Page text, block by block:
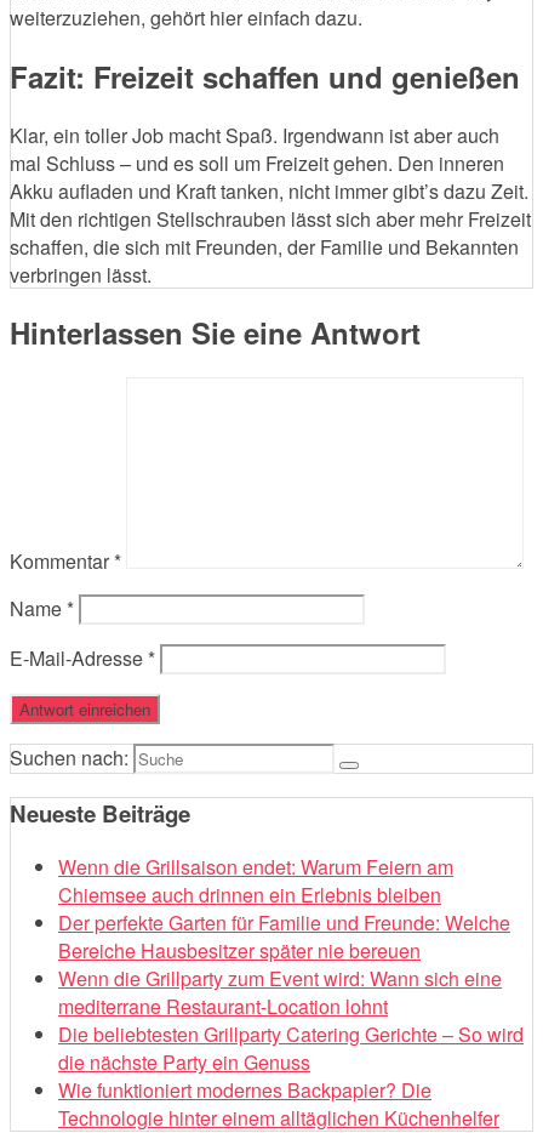
weiterzuziehen, gehört hier einfach dazu.
Fazit: Freizeit schaffen und genießen
Klar, ein toller Job macht Spaß. Irgendwann ist aber auch
mal Schluss – und es soll um Freizeit gehen. Den inneren
Akku aufladen und Kraft tanken, nicht immer gibt’s dazu Zeit.
Mit den richtigen Stellschrauben lässt sich aber mehr Freizeit
schaffen, die sich mit Freunden, der Familie und Bekannten
verbringen lässt.
Hinterlassen Sie eine Antwort
Kommentar *
Name *
E-Mail-Adresse *
Suchen nach:
Neueste Beiträge
Wenn die Grillsaison endet: Warum Feiern am
Chiemsee auch drinnen ein Erlebnis bleiben
Der perfekte Garten für Familie und Freunde: Welche
Bereiche Hausbesitzer später nie bereuen
Wenn die Grillparty zum Event wird: Wann sich eine
mediterrane Restaurant-Location lohnt
Die beliebtesten Grillparty Catering Gerichte – So wird
die nächste Party ein Genuss
Wie funktioniert modernes Backpapier? Die
Technologie hinter einem alltäglichen Küchenhelfer